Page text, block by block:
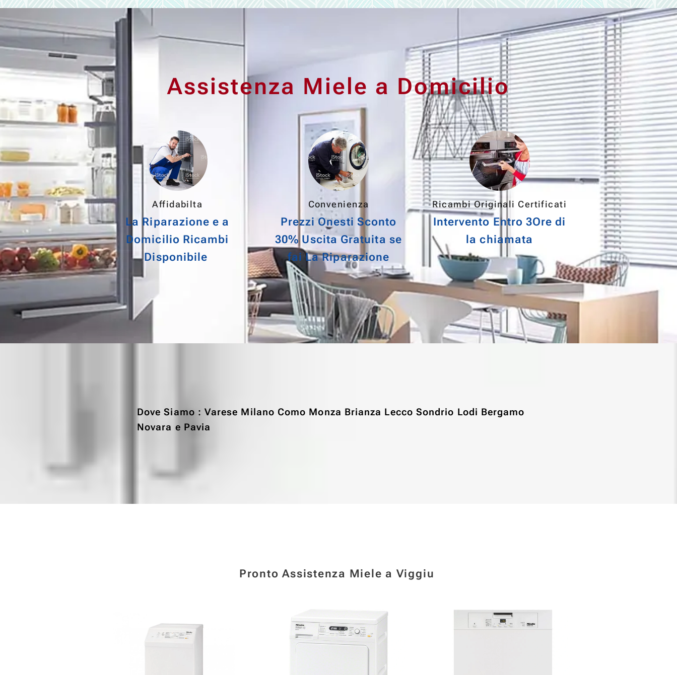
Assistenza Miele a Domicilio
Affidabilta
La Riparazione e a
Domicilio Ricambi
Disponibile
Convenienza
Prezzi Onesti Sconto
30% Uscita Gratuita se
fai La Riparazione
Ricambi Originali Certificati
Intervento Entro 3Ore di
la chiamata
Dove Siamo : Varese Milano Como Monza Brianza Lecco Sondrio Lodi Bergamo
Novara e Pavia
Pronto Assistenza Miele a Viggiu